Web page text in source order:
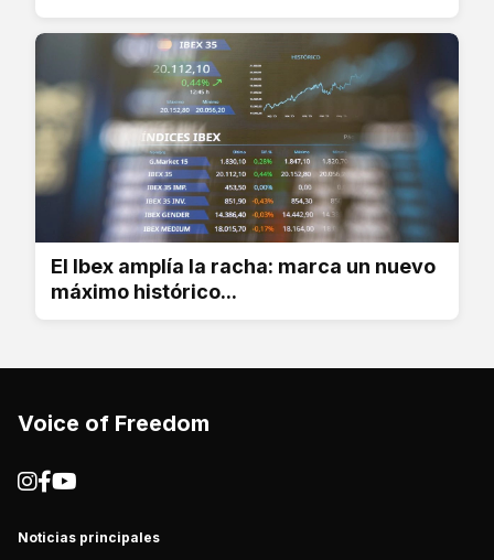
El Ibex amplía la racha: marca un nuevo
máximo histórico...
Voice of Freedom
Noticias principales